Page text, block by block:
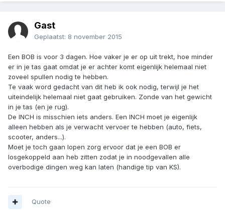
Gast
Geplaatst: 8 november 2015
Een BOB is voor 3 dagen. Hoe vaker je er op uit trekt, hoe minder
er in je tas gaat omdat je er achter komt eigenlijk helemaal niet
zoveel spullen nodig te hebben.
Te vaak word gedacht van dit heb ik ook nodig, terwijl je het
uiteindelijk helemaal niet gaat gebruiken. Zonde van het gewicht
in je tas (en je rug).
De INCH is misschien iets anders. Een INCH moet je eigenlijk
alleen hebben als je verwacht vervoer te hebben (auto, fiets,
scooter, anders...).
Moet je toch gaan lopen zorg ervoor dat je een BOB er
losgekoppeld aan heb zitten zodat je in noodgevallen alle
overbodige dingen weg kan laten (handige tip van KS).
Quote